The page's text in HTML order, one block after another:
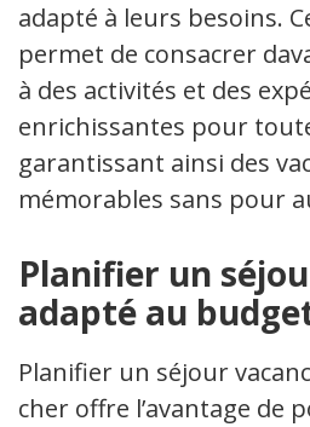
adapté à leurs besoins.
permet de consacrer
à des activités et des
enrichissantes pour
garantissant ainsi des
mémorables sans pour
Planifier un
adapté au
Planifier un séjour
cher offre l’avantage de